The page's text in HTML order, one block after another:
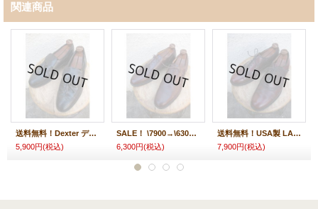
関連商品
送料無料！Dexter デクスター タッセルローファー ウイングチップ ドレスシューズ
5,900円(税込)
SALE！ \7900→\6300！USA製 COLEHAAN コールハーン CALFSKIN カーフ 内羽プレーン ドレスシューズ
6,300円(税込)
送料無料！USA製 LANDS'END ランズエンド CALF LEATHER カーフレザー ドレスシューズ
7,900円(税込)